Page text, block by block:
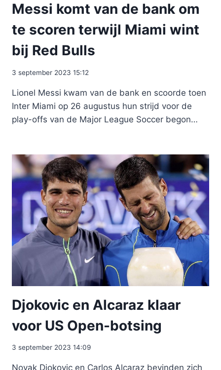
Messi komt van de bank om
te scoren terwijl Miami wint
bij Red Bulls
3 september 2023 15:12
Lionel Messi kwam van de bank en scoorde toen
Inter Miami op 26 augustus hun strijd voor de
play-offs van de Major League Soccer begon…
Djokovic en Alcaraz klaar
voor US Open-botsing
3 september 2023 14:09
Novak Djokovic en Carlos Alcaraz bevinden zich